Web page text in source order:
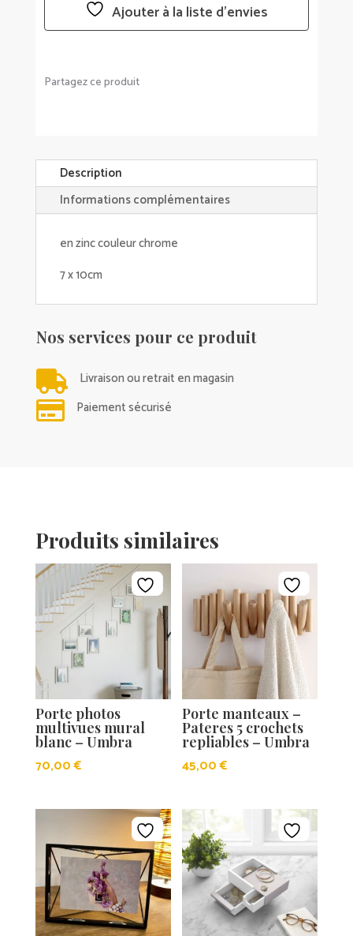
Ajouter à la liste d’envies
Partagez ce produit
Description
Informations complémentaires
en zinc couleur chrome
7 x 10cm
Nos services pour ce produit
 Livraison ou retrait en magasin
 Paiement sécurisé
Produits similaires
Porte photos
multivues mural
blanc – Umbra
70,00€
Porte manteaux –
Pateres 5 crochets
repliables – Umbra
45,00€